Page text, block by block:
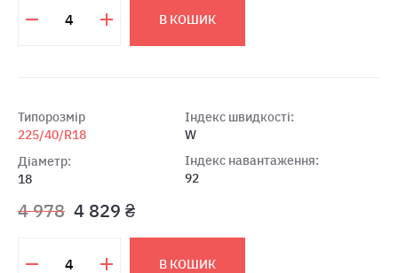
В КОШИК
Типорозмір
225/40/R18
Діаметр:
18
Індекс швидкості:
W
Індекс навантаження:
92
4 978 4 829 ₴
В КОШИК